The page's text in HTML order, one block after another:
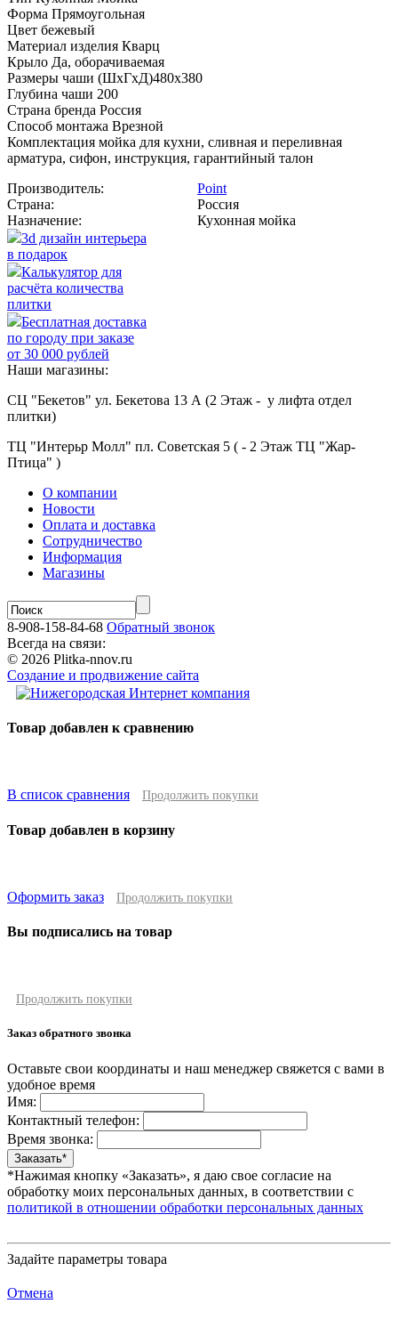
Форма Прямоугольная
Цвет бежевый
Материал изделия Кварц
Крыло Да, оборачиваемая
Размеры чаши (ШхГхД)480x380
Глубина чаши 200
Страна бренда Россия
Способ монтажа Врезной
Комплектация мойка для кухни, сливная и переливная
арматура, сифон, инструкция, гарантийный талон
Производитель:
Point
Страна:
Россия
Назначение:
Кухонная мойка
3d дизайн интерьера
в подарок
Калькулятор для
расчёта количества
плитки
Бесплатная доставка
по городу при заказе
от 30 000 рублей
Наши магазины:
СЦ "Бекетов" ул. Бекетова 13 А (2 Этаж - у лифта отдел
плитки)
ТЦ "Интерьр Молл" пл. Советская 5 ( - 2 Этаж ТЦ "Жар-
Птица" )
О компании
Новости
Оплата и доставка
Сотрудничество
Информация
Магазины
8-908-158-84-68 Обратный звонок
Всегда на связи:
© 2026 Plitka-nnov.ru
Создание и продвижение сайта
Товар добавлен к сравнению
В список сравнения Продолжить покупки
Товар добавлен в корзину
Оформить заказ Продолжить покупки
Вы подписались на товар
Продолжить покупки
Заказ обратного звонка
Оставьте свои координаты и наш менеджер свяжется с вами в
удобное время
Имя:
Контактный телефон:
Время звонка:
*Нажимая кнопку «Заказать», я даю свое согласие на
обработку моих персональных данных, в соответствии с
политикой в отношении обработки персональных данных
Задайте параметры товара
Отмена